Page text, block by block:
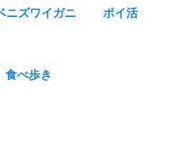
ニズワイガニ
ポイ活
食べ歩き